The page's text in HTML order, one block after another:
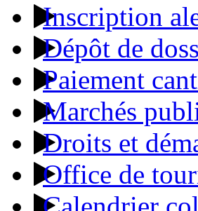
Inscription
Dépôt de
Paiement
Marchés
Droits et
Office de